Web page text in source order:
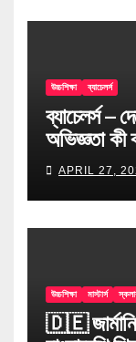
উচ্চশিক্ষা ব্যাচেলর্স
ব্যাচেলর্স –
অভিজ্ঞতা কী
APRIL 27,
উচ্চশিক্ষা মাস্টার্স
🇩🇪